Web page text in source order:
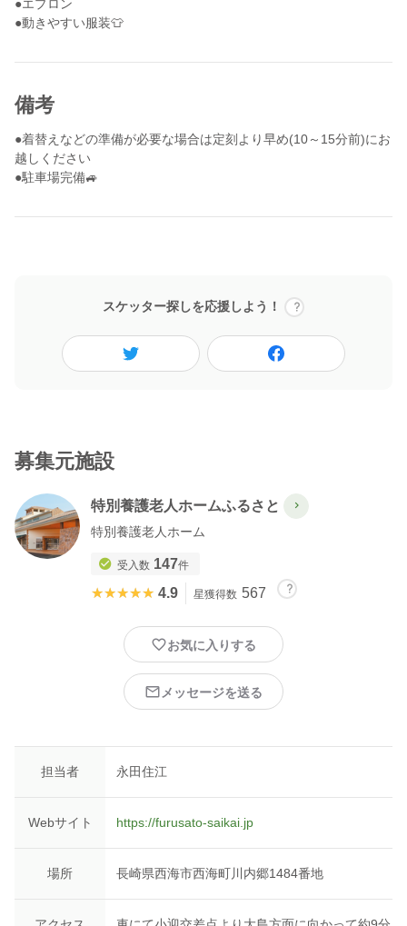
●エプロン
●動きやすい服装👕
備考
●着替えなどの準備が必要な場合は定刻より早め(10～15分前)にお
越しください
●駐車場完備🚙
スケッター探しを応援しよう！
募集元施設
特別養護老人ホームふるさと
特別養護老人ホーム
受入数 147件
★★★★★
★★★★★ 4.9 星獲得数 567
お気に入りする
メッセージを送る
担当者 永田住江
Webサイト https://furusato-saikai.jp
場所 長崎県西海市西海町川内郷1484番地